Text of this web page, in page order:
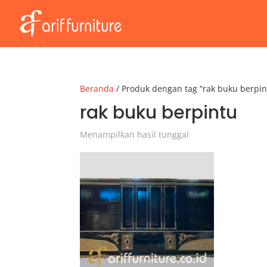
Beranda / Produk dengan tag “rak buku
rak buku berpintu
Menampilkan hasil tunggal